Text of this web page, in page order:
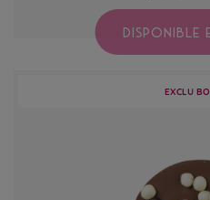
DISPONIBLE
EXCLU